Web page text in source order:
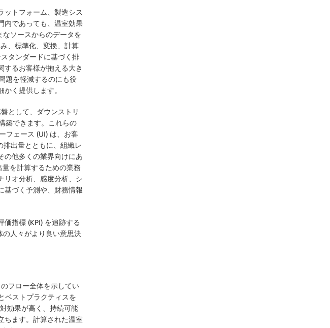
ットフォーム、製造シス
内であっても、温室効果
なソースからのデータを
、標準化、変換、計算
タンダードに基づく排
するお客様が抱える大き
題を軽減するのにも役
く提供します。
として、ダウンストリ
築できます。これらの
フェース (UI) は、お客
出量とともに、組織レ
の他多くの業界向けにあ
を計算するための業務
リオ分析、感度分析、シ
基づく予測や、財務情報
指標 (KPI) を追跡する
の人々がより良い意思決
フロー全体を示してい
ベストプラクティスを
効果が高く、持続可能
ちます。計算された温室